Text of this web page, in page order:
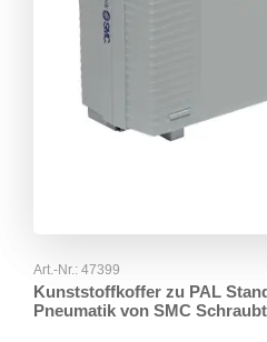
Art.-Nr.: 47399
Kunststoffkoffer zu PAL
Pneumatik von SMC